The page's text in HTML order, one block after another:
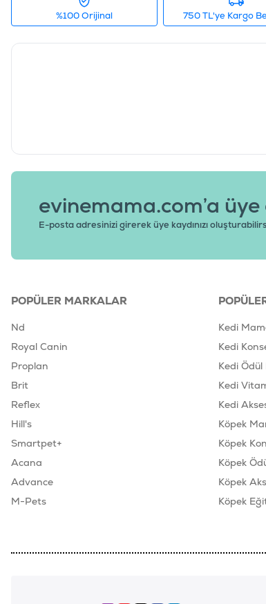
%100 Orijinal 750 TL'ye Kargo
evinemama.com’a üye
E-posta adresinizi girerek üye kaydınızı
POPÜLER MARKALAR
Nd
Royal Canin
Proplan
Brit
Reflex
Hill's
Smartpet+
Acana
Advance
M-Pets
Kedi
Kedi
Kedi Ödül
Kedi
Kedi
Köpek
Köpek
Köpek
Köpek
Köpek